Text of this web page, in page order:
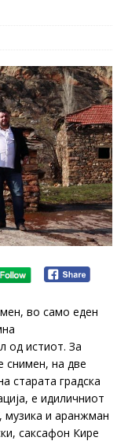
во само еден
од истиот. За
снимен, на две
старата градска
е идиличниот
музика и аранжман
саксафон Кире